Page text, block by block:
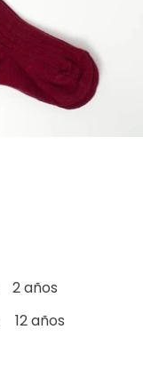
2 años
12 años